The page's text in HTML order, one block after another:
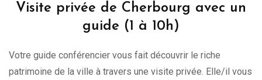
Visite privée de Cherbourg avec un
guide (1 à 10h)
Votre guide conférencier vous fait découvrir le riche
patrimoine de la ville à travers une visite privée. Elle/il vous